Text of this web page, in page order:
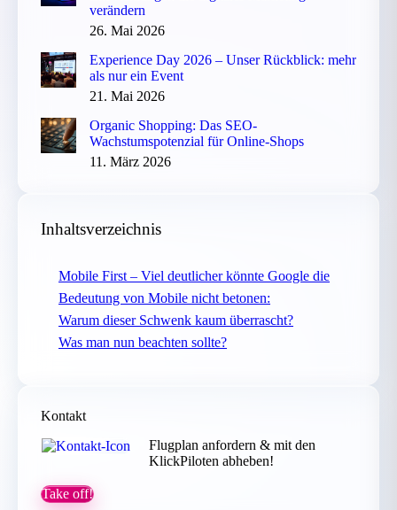
verändern
26. Mai 2026
Experience Day 2026 – Unser Rückblick: mehr
als nur ein Event
21. Mai 2026
Organic Shopping: Das SEO-
Wachstumspotenzial für Online-Shops
11. März 2026
Inhaltsverzeichnis
Mobile First – Viel deutlicher könnte Google die
Bedeutung von Mobile nicht betonen:
Warum dieser Schwenk kaum überrascht?
Was man nun beachten sollte?
Kontakt
Flugplan anfordern & mit den
KlickPiloten abheben!
Take off!